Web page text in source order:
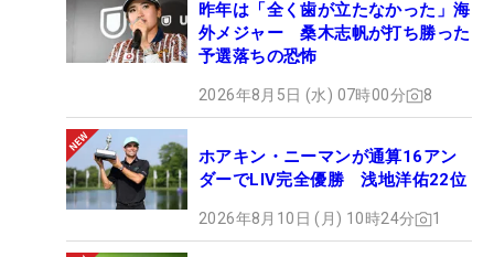
昨年は「全く歯が立たなかった」海
外メジャー 桑木志帆が打ち勝った
予選落ちの恐怖
2026年8月5日 (水) 07時00分 8
ホアキン・ニーマンが通算16アン
ダーでLIV完全優勝 浅地洋佑22位
2026年8月10日 (月) 10時24分 1